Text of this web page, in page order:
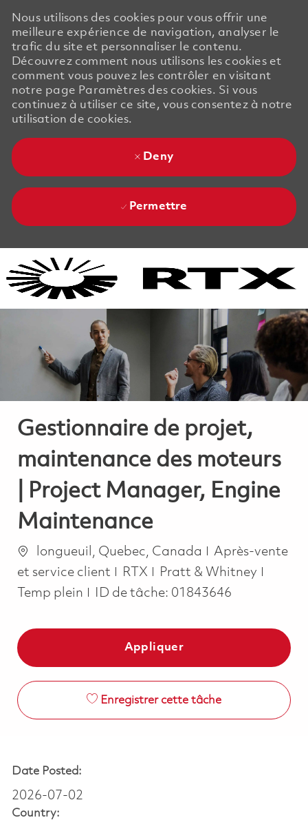
Nous utilisons des cookies pour vous offrir une
meilleure expérience de navigation, analyser le
trafic du site et personnaliser le contenu.
Découvrez comment nous utilisons les cookies et
comment vous pouvez les contrôler en visitant
notre page Paramètres des cookies. Si vous
continuez à utiliser ce site, vous consentez à notre
utilisation de cookies.
Deny
Permettre
Gestionnaire de projet,
maintenance des moteurs
| Project Manager, Engine
Maintenance
Emplacement
longueuil, Quebec, Canada Catégorie
Après-vente
et service client
RTX Pratt & Whitney
Temp plein
ID de tâche: 01843646
Appliquer
Enregistrer cette tâche
Date Posted:
2026-07-02
Country: